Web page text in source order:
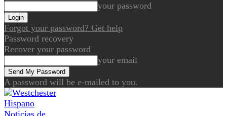
your password
Forgot your password? Get help
Password recovery
Recover your password
your email
A password will be e-mailed to you.
Noticias de